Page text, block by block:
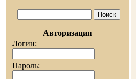
Авторизация
Логин:
Пароль: